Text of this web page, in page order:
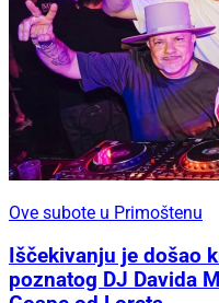
Ove subote u Primoštenu
Iščekivanju je došao
poznatog DJ Davida